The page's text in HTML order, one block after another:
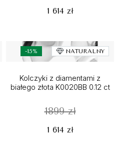
1 614 zł
-15% NATURALNY
Kolczyki z diamentami z
białego złota K0020BB 0.12 ct
1899 zł
1 614 zł